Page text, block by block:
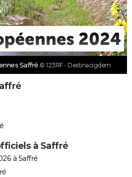
Saffré © 123RF - Destinacigdem
à Saffré
à Saffré